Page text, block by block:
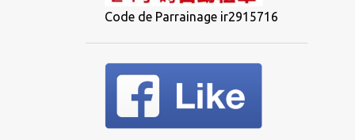
Code de Parrainage ir2915716